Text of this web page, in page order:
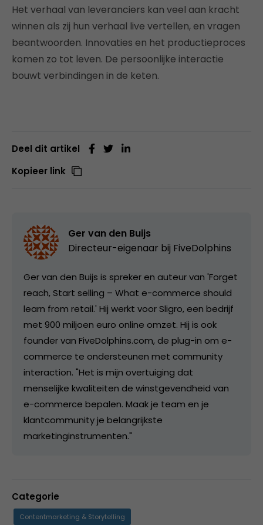
Het verhaal van leveranciers kan veel aan kracht
winnen als zij hun verhaal live vertellen, en vragen
beantwoorden. Innovaties en het productieproces
komen zo tot leven. De persoonlijke interactie
bouwt verbindingen in de keten.
Deel dit artikel
Kopieer link
Ger van den Buijs
Directeur-eigenaar bij FiveDolphins
Ger van den Buijs is spreker en auteur van 'Forget
reach, Start selling – What e-commerce should
learn from retail.' Hij werkt voor Sligro, een bedrijf
met 900 miljoen euro online omzet. Hij is ook
founder van FiveDolphins.com, de plug-in om e-
commerce te ondersteunen met community
interaction. "Het is mijn overtuiging dat
menselijke kwaliteiten de winstgevendheid van
e-commerce bepalen. Maak je team en je
klantcommunity je belangrijkste
marketinginstrumenten."
Categorie
Contentmarketing & Storytelling